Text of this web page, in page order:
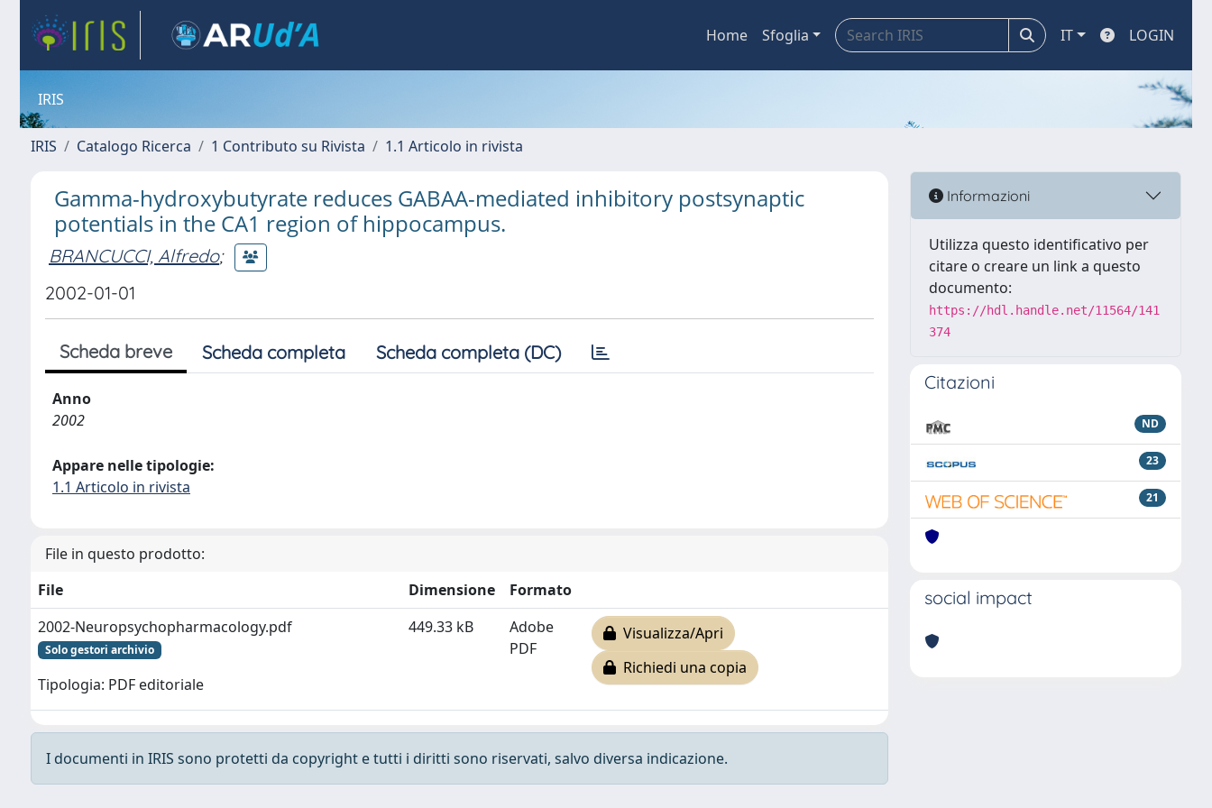
Home Sfoglia IT LOGIN
IRIS
IRIS Catalogo Ricerca 1 Contributo su Rivista 1.1 Articolo in rivista
Gamma-hydroxybutyrate reduces GABAA-mediated inhibitory postsynaptic
potentials in the CA1 region of hippocampus.
BRANCUCCI, Alfredo;
2002-01-01
Scheda breve Scheda completa Scheda completa (DC)
Anno
2002
Appare nelle tipologie:
1.1 Articolo in rivista
File in questo prodotto:
File
Dimensione
Formato
2002-Neuropsychopharmacology.pdf
Solo gestori archivio
Tipologia: PDF editoriale
449.33 kB
Adobe
PDF
Visualizza/Apri
Richiedi una copia
I documenti in IRIS sono protetti da copyright e tutti i diritti sono riservati, salvo diversa indicazione.
Informazioni
Utilizza questo identificativo per
citare o creare un link a questo
documento:
https://hdl.handle.net/11564/141
374
Citazioni
ND
23
21
social impact